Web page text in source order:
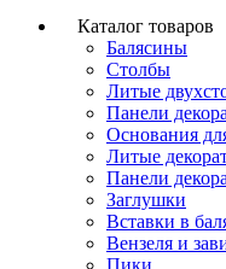
Каталог товаров
Балясины
Столбы
Литые
Панели
Основания
Литые
Панели
Заглушки
Вставки в
Вензеля и
Пики